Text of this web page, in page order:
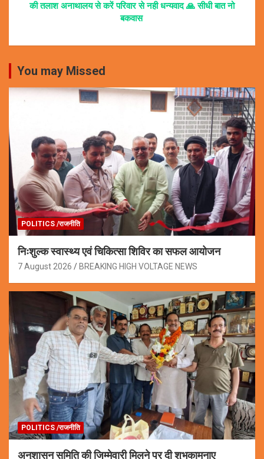
की तलाश अनाथालय से करें परिवार से नही धन्यवाद 🙏 सीधी बात नो
बकवास
You may Missed
POLITICS /राजनीति
निःशुल्क स्वास्थ्य एवं चिकित्सा शिविर का सफल आयोजन
7 August 2026 BREAKING HIGH VOLTAGE NEWS
POLITICS /राजनीति
अनुशासन समिति की जिम्मेवारी मिलने पर दी शुभकामनाए